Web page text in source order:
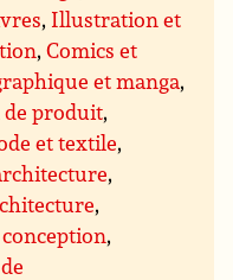
, Illustration et
,Comics et
et manga,
de produit,
et textile,
,
,
,